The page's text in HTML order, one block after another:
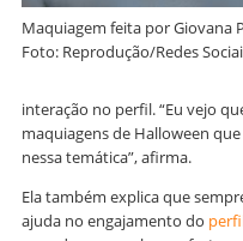
Maquiagem feita por Giovana
Foto: Reprodução/Redes
interação no perfil. “Eu vejo
maquiagens de Halloween
nessa temática”, afirma.
Ela também explica que
ajuda no engajamento do